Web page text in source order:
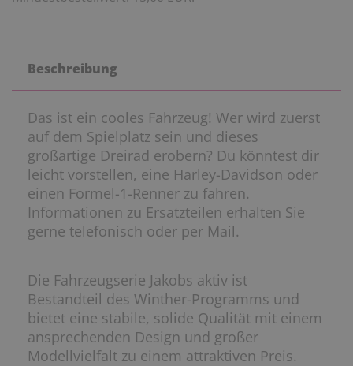
Beschreibung
Das ist ein cooles Fahrzeug! Wer wird zuerst
auf dem Spielplatz sein und dieses
großartige Dreirad erobern? Du könntest dir
leicht vorstellen, eine Harley-Davidson oder
einen Formel-1-Renner zu fahren.
Informationen zu Ersatzteilen erhalten Sie
gerne telefonisch oder per Mail.
Die Fahrzeugserie Jakobs aktiv ist
Bestandteil des Winther-Programms und
bietet eine stabile, solide Qualität mit einem
ansprechenden Design und großer
Modellvielfalt zu einem attraktiven Preis.